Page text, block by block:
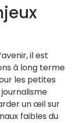
il est
à long terme
les petites
un œil sur
faibles du